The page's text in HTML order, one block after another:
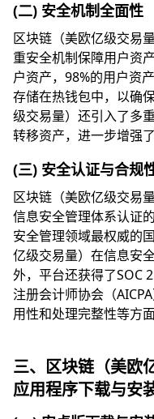
(二) 安全机制全面性
区块链（美欧亿级交易
重安全机制保障用户资
户资产，98%的用户资
存储在热钱包中，以确
级交易量）还引入了多
转移资产，进一步增强
(三) 安全认证与合规
区块链（美欧亿级交易
信息安全管理体系认证
安全管理领域最权威的
亿级交易量）在信息安
外，平台还获得了SOC
注册会计师协会（
用性和处理完整性等方
三、区块链（美欧
应用程序下载与安